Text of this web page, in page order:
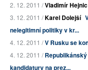
2. 12. 2011 /Vladimír Hejnic
3. 12. 2011 /Karel Dolejší
nelegitimní politiky v kr...
4. 12. 2011 /V Rusku se
4. 12. 2011 /
kandidatury na prez...